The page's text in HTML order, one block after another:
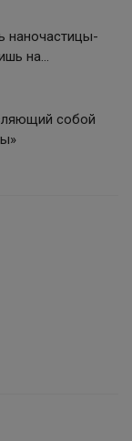
наночастицы-
на...
собой